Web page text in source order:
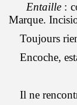
Entaille:
Marque.
Toujours
Encoche,
Il ne